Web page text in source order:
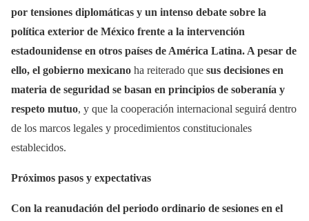
por tensiones diplomáticas y un intenso debate sobre la
política exterior de México frente a la intervención
estadounidense en otros países de América Latina. A pesar de
ello, el gobierno mexicano ha reiterado que sus decisiones en
materia de seguridad se basan en principios de soberanía y
respeto mutuo, y que la cooperación internacional seguirá dentro
de los marcos legales y procedimientos constitucionales
establecidos.
Próximos pasos y expectativas
Con la reanudación del periodo ordinario de sesiones en el